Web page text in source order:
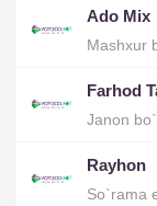
Ado Mix
Mashxur
Farhod
Janon
Rayhon
So`rama